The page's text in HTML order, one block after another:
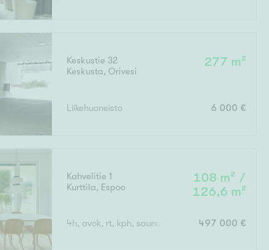
Keskustie 32
Keskusta, Orivesi
277 m²
Liikehuoneisto 6 000 €
Kahvelitie 1
Kurttila, Espoo
108 m² /
126,6 m²
4h, avok, rt, kph, sauna, erillinen wc, khh,
497 000 €